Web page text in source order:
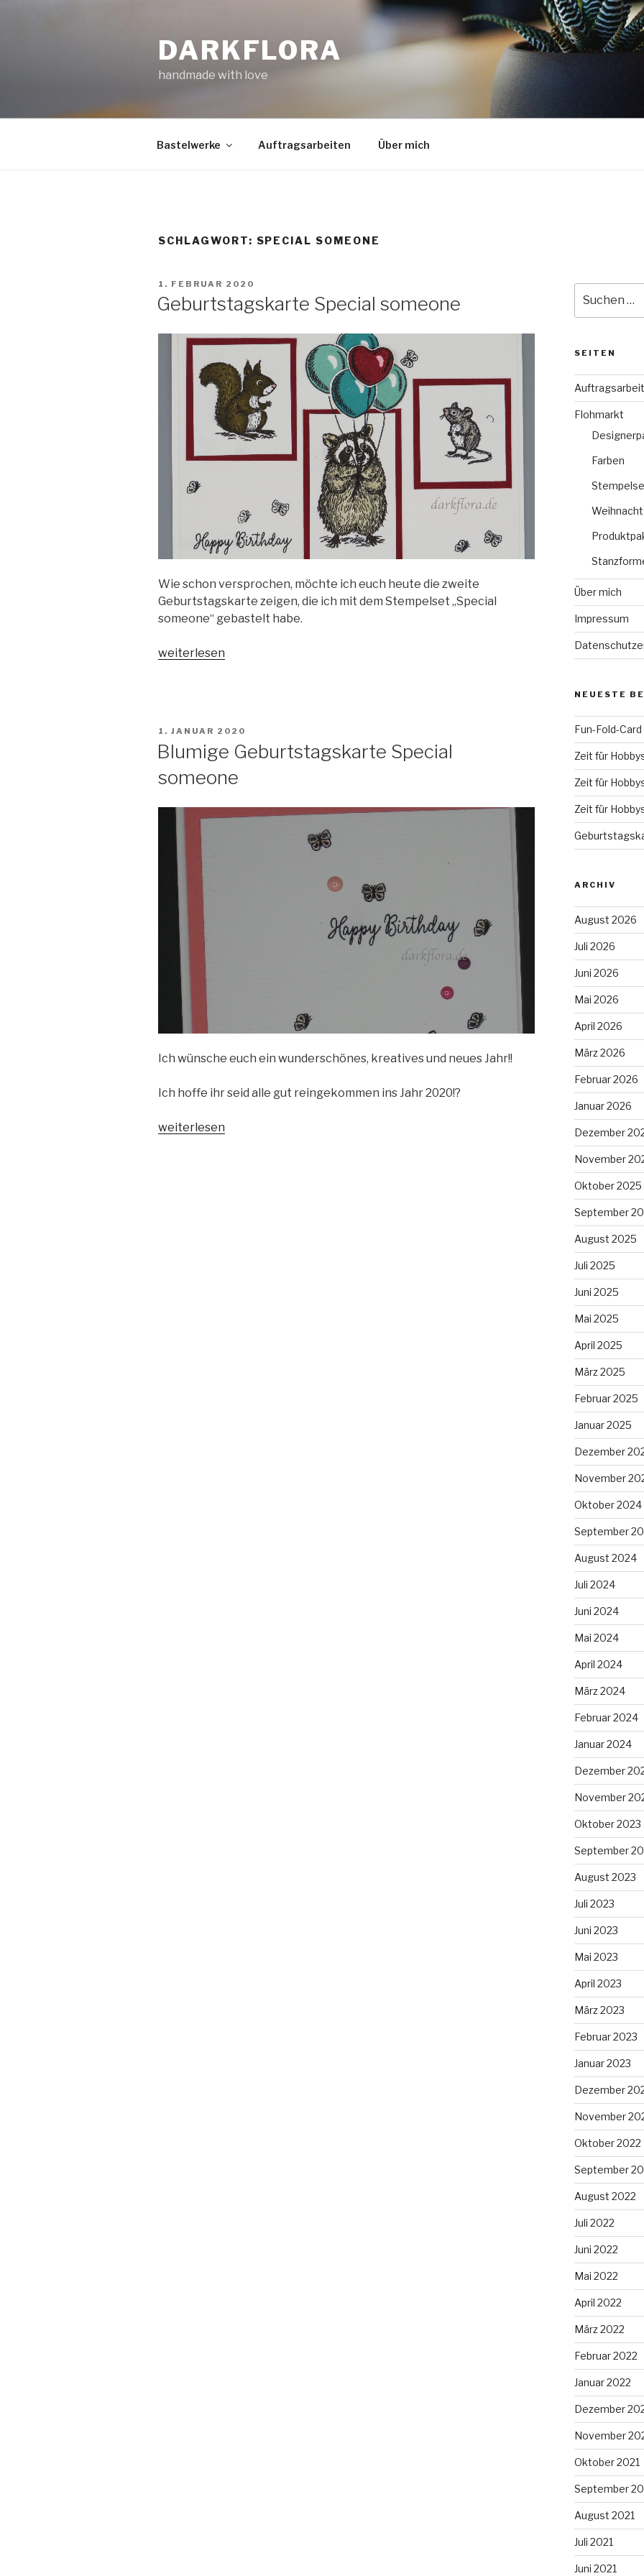
DARKFLORA
handmade with love
Bastelwerke Auftragsarbeiten Über mich
SCHLAGWORT: SPECIAL SOMEONE
VERÖFFENTLICHT
1. FEBRUAR 2020
Geburtstagskarte Special someone
Wie schon versprochen, möchte ich euch heute die zweite
Geburtstagskarte zeigen, die ich mit dem Stempelset „Special
someone“ gebastelt habe.
„Geburtstagskarte
weiterlesen
VERÖFFENTLICHT
1. JANUAR 2020
Blumige Geburtstagskarte Special
someone
Ich wünsche euch ein wunderschönes, kreatives und neues Jahr!!
Ich hoffe ihr seid alle gut reingekommen ins Jahr 2020!?
„Blumige
weiterlesen
nach:
SEITEN
Flohmarkt
Farben
Über mich
Impressum
NEUESTE
Fun-Fold-
Zeit für
Zeit für
Zeit für
ARCHIV
August 2026
Juli 2026
Juni 2026
Mai 2026
April 2026
März 2026
Februar 2026
Januar 2026
Dezember
November
Oktober 2025
September
August 2025
Juli 2025
Juni 2025
Mai 2025
April 2025
März 2025
Februar 2025
Januar 2025
Dezember
November
Oktober 2024
September
August 2024
Juli 2024
Juni 2024
Mai 2024
April 2024
März 2024
Februar 2024
Januar 2024
Dezember
November
Oktober 2023
September
August 2023
Juli 2023
Juni 2023
Mai 2023
April 2023
März 2023
Februar 2023
Januar 2023
Dezember
November
Oktober 2022
September
August 2022
Juli 2022
Juni 2022
Mai 2022
April 2022
März 2022
Februar 2022
Januar 2022
Dezember
November
Oktober 2021
September
August 2021
Juli 2021
Juni 2021